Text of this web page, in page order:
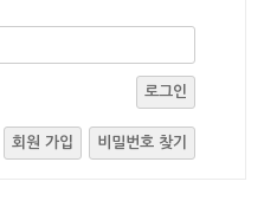
로그인
회원 가입 비밀번호 찾기